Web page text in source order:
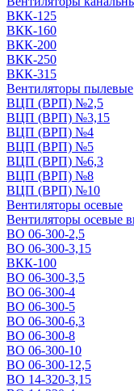
ВКК-125
ВКК-160
ВКК-200
ВКК-250
ВКК-315
Вентиляторы пылевые
ВЦП (ВРП) №2,5
ВЦП (ВРП) №3,15
ВЦП (ВРП) №4
ВЦП (ВРП) №5
ВЦП (ВРП) №6,3
ВЦП (ВРП) №8
ВЦП (ВРП) №10
Вентиляторы осевые
Вентиляторы осевые
ВО 06-300-2,5
ВО 06-300-3,15
ВКК-100
ВО 06-300-3,5
ВО 06-300-4
ВО 06-300-5
ВО 06-300-6,3
ВО 06-300-8
ВО 06-300-10
ВО 06-300-12,5
ВО 14-320-3,15